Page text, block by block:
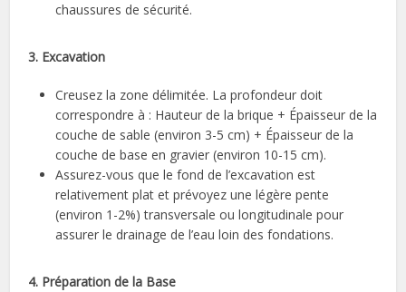
chaussures de sécurité.
3. Excavation
Creusez la zone délimitée. La profondeur doit
correspondre à : Hauteur de la brique + Épaisseur de la
couche de sable (environ 3-5 cm) + Épaisseur de la
couche de base en gravier (environ 10-15 cm).
Assurez-vous que le fond de l’excavation est
relativement plat et prévoyez une légère pente
(environ 1-2%) transversale ou longitudinale pour
assurer le drainage de l’eau loin des fondations.
4. Préparation de la Base